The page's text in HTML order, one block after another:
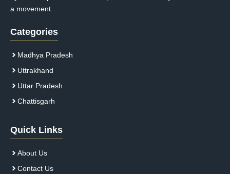
a movement.
Categories
Madhya Pradesh
Uttrakhand
Uttar Pradesh
Chattisgarh
Quick Links
About Us
Contact Us